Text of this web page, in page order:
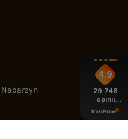
Nadarzyn
4.9
29 748
opinii
z całego